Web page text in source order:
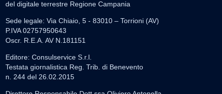
del digitale terrestre Regione Campania
Sede legale: Via Chiaio, 5 - 83010 – Torrioni (AV)
P.IVA 02757950643
Oscr. R.E.A. AV N.181151
Editore: Consulservice S.r.l.
Testata giornalistica Reg. Trib. di Benevento
n. 244 del 26.02.2015